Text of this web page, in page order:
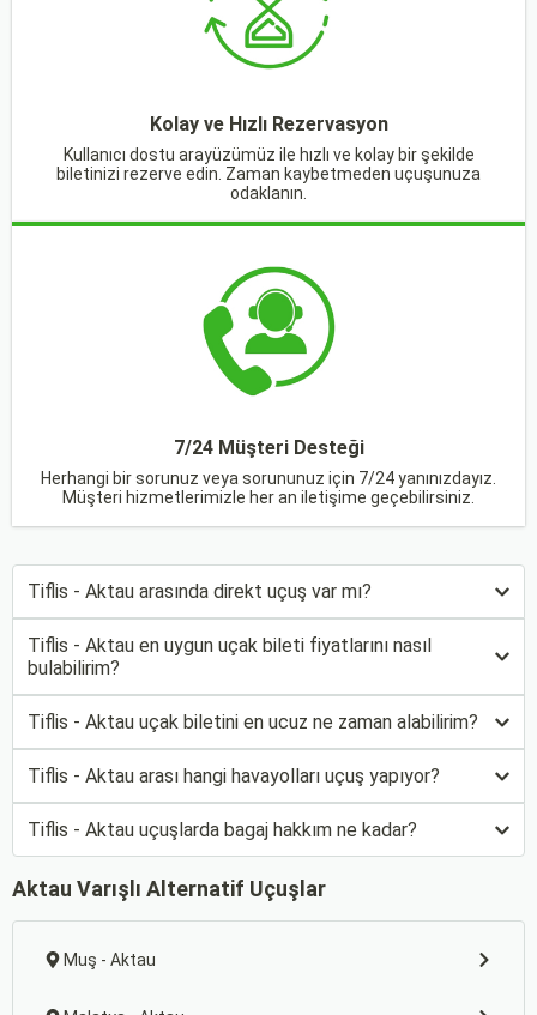
Kolay ve Hızlı Rezervasyon
Kullanıcı dostu arayüzümüz ile hızlı ve kolay bir şekilde
biletinizi rezerve edin. Zaman kaybetmeden uçuşunuza
odaklanın.
7/24 Müşteri Desteği
Herhangi bir sorunuz veya sorununuz için 7/24 yanınızdayız.
Müşteri hizmetlerimizle her an iletişime geçebilirsiniz.
Tiflis - Aktau arasında direkt uçuş var mı?
Tiflis - Aktau en uygun uçak bileti fiyatlarını nasıl
bulabilirim?
Tiflis - Aktau uçak biletini en ucuz ne zaman alabilirim?
Tiflis - Aktau arası hangi havayolları uçuş yapıyor?
Tiflis - Aktau uçuşlarda bagaj hakkım ne kadar?
Aktau Varışlı Alternatif Uçuşlar
Muş - Aktau